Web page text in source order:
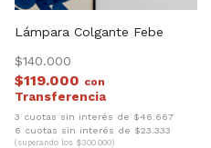
Lámpara Colgante Febe
$140.000
$119.000 con
3 cuotas sin interés de $46.667
6 cuotas sin interés de $23.333
(superando los $300.000)